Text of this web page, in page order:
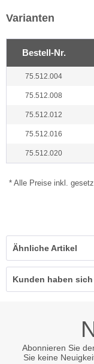
Varianten
Bestell-Nr.
75.512.004
75.512.008
75.512.012
75.512.016
75.512.020
* Alle Preise inkl.
Ähnliche Artikel
Kunden haben
Abonnieren Sie
Sie keine